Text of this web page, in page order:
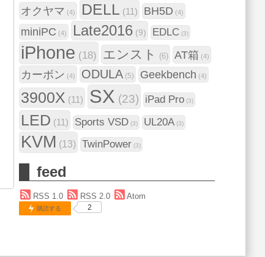
オクヤマ (4) DELL (11) BH5D (4)
miniPC (4) Late2016 (9) EDLC (3)
iPhone (18) エンスト (6) AT箱 (4)
カーボン (4) ODULA (5) Geekbench (4)
3900X (11) SX (23) iPad Pro (3)
LED (11) Sports VSD (3) UL20A (3)
KVM (13) TwinPower (3)
feed
RSS 1.0 RSS 2.0 Atom
購読する 2